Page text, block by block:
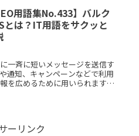
用語集No.433】バルク
とは？IT用語をサクッと
一斉に短いメッセージを送信す
通知、キャンペーンなどで利用
を広めるために用いられます。
ーリンク